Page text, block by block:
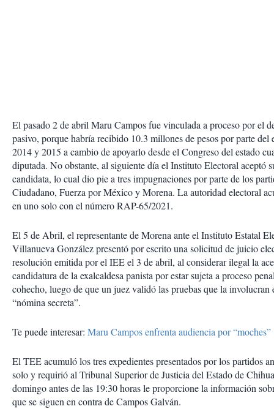
El pasado 2 de abril Maru Campos fue vinculada a proceso por el
pasivo, porque habría recibido 10.3 millones de pesos por parte del
2014 y 2015 a cambio de apoyarlo desde el Congreso del estado
diputada. No obstante, al siguiente día el Instituto Electoral aceptó
candidata, lo cual dio pie a tres impugnaciones por parte de los
Ciudadano, Fuerza por México y Morena. La autoridad electoral
en uno solo con el número RAP-65/2021.
El 5 de Abril, el representante de Morena ante el Instituto Estatal
Villanueva González presentó por escrito una solicitud de juicio
resolución emitida por el IEE el 3 de abril, al considerar ilegal la
candidatura de la exalcaldesa panista por estar sujeta a proceso
cohecho, luego de que un juez validó las pruebas que la involucran
“nómina secreta”.
Te puede interesar: Maru Campos enfrenta audiencia por “moches”
El TEE acumuló los tres expedientes presentados por los partidos
solo y requirió al Tribunal Superior de Justicia del Estado de
domingo antes de las 19:30 horas le proporcione la información
que se siguen en contra de Campos Galván.